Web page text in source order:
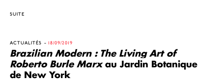
SUITE
ACTUALITÉS 18/09/2019
Brazilian Modern : The Living Art of
Roberto Burle Marxau Jardin Botanique
de New York